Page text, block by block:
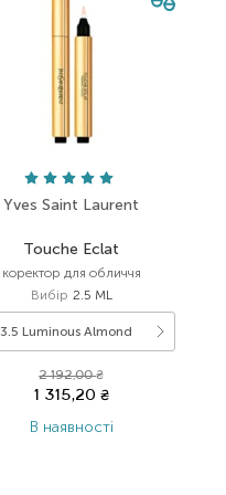
Yves Saint Laurent
Touche Eclat
коректор для обличчя
Вибір 2.5 ML
3.5 Luminous Almond
2 192,00₴
1 315,20 ₴
В наявності